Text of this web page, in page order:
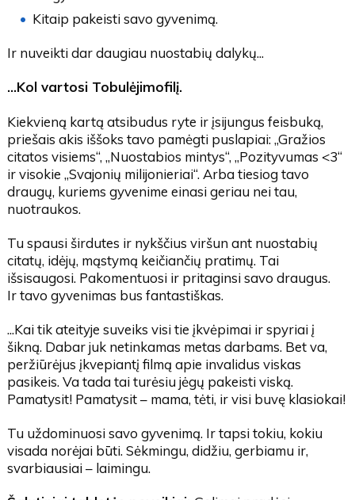
Kitaip pakeisti savo gyvenimą.
Ir nuveikti dar daugiau nuostabių dalykų...
...Kol vartosi Tobulėjimofilį.
Kiekvieną kartą atsibudus ryte ir įsijungus feisbuką,
priešais akis iššoks tavo pamėgti puslapiai: „Gražios
citatos visiems“, „Nuostabios mintys“, „Pozityvumas <3“
ir visokie „Svajonių milijonieriai“. Arba tiesiog tavo
draugų, kuriems gyvenime einasi geriau nei tau,
nuotraukos.
Tu spausi širdutes ir nykščius viršun ant nuostabių
citatų, idėjų, mąstymą keičiančių pratimų. Tai
išsisaugosi. Pakomentuosi ir pritaginsi savo draugus.
Ir tavo gyvenimas bus fantastiškas.
...Kai tik ateityje suveiks visi tie įkvėpimai ir spyriai į
šikną. Dabar juk netinkamas metas darbams. Bet va,
peržiūrėjus įkvepiantį filmą apie invalidus viskas
pasikeis. Va tada tai turėsiu jėgų pakeisti viską.
Pamatysit! Pamatysit – mama, tėti, ir visi buvę klasiokai!
Tu uždominuosi savo gyvenimą. Ir tapsi tokiu, kokiu
visada norėjai būti. Sėkmingu, didžiu, gerbiamu ir,
svarbiausiai – laimingu.